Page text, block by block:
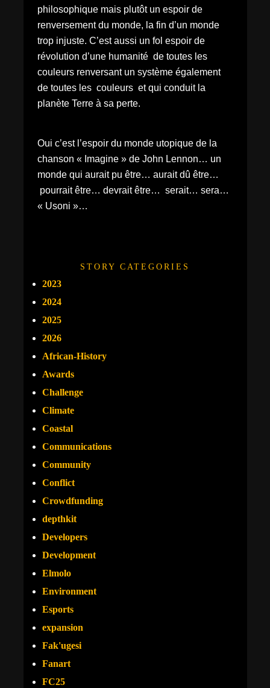
philosophique mais plutôt un espoir de
renversement du monde, la fin d’un monde
trop injuste. C’est aussi un fol espoir de
révolution d’une humanité de toutes les
couleurs renversant un système également
de toutes les couleurs et qui conduit la
planète Terre à sa perte.
Oui c’est l’espoir du monde utopique de la
chanson « Imagine » de John Lennon… un
monde qui aurait pu être… aurait dû être…
pourrait être… devrait être… serait… sera…
« Usoni »…
STORY CATEGORIES
2023
2024
2025
2026
African-History
Awards
Challenge
Climate
Coastal
Communications
Community
Conflict
Crowdfunding
depthkit
Developers
Development
Elmolo
Environment
Esports
expansion
Fak'ugesi
Fanart
FC25